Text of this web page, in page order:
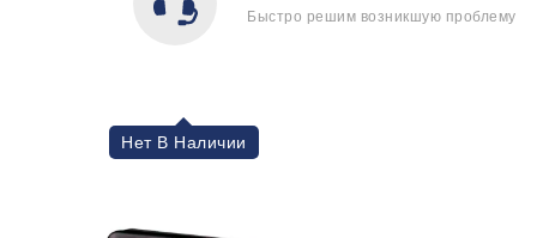
Быстро решим возникшую проблему
Нет В Наличии